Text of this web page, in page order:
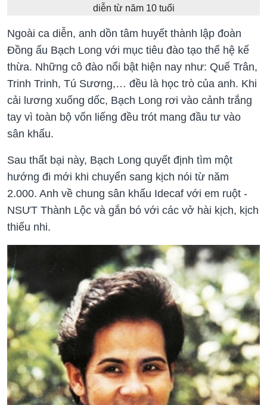
diễn từ năm 10 tuổi
Ngoài ca diễn, anh dồn tâm huyết thành lập đoàn
Đồng ấu Bạch Long với mục tiêu đào tạo thế hệ kế
thừa. Những cô đào nổi bật hiện nay như: Quế Trân,
Trinh Trinh, Tú Sương,… đều là học trò của anh. Khi
cải lương xuống dốc, Bạch Long rơi vào cảnh trắng
tay vì toàn bộ vốn liếng đều trót mang đầu tư vào
sân khấu.
Sau thất bại này, Bạch Long quyết định tìm một
hướng đi mới khi chuyển sang kịch nói từ năm
2.000. Anh về chung sân khấu Idecaf với em ruột -
NSƯT Thành Lộc và gắn bó với các vở hài kịch, kịch
thiếu nhi.